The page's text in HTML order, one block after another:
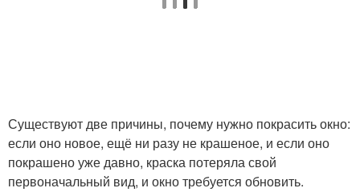
Существуют две причины, почему нужно покрасить окно:
если оно новое, ещё ни разу не крашеное, и если оно
покрашено уже давно, краска потеряла свой
первоначальный вид, и окно требуется обновить.